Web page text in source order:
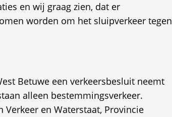
en wij graag zien, dat er
worden om het sluipverkeer tegen
Betuwe een verkeersbesluit neemt
alleen bestemmingsverkeer.
Verkeer en Waterstaat, Provincie